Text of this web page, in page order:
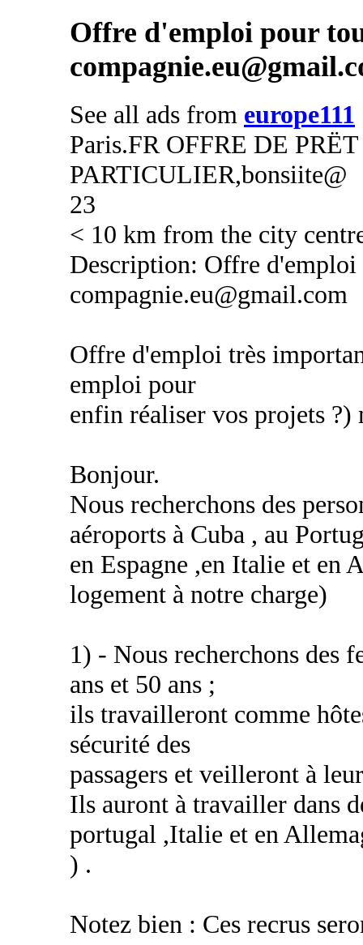
Offre d'emploi pour
See all ads from europe111
Paris.FR OFFRE DE
PARTICULIER,bonsiite@
23
< 10 km from the city
Description: Offre
compagnie.eu@gmail.com
Offre d'emploi très
emploi pour
enfin réaliser vos projets
Bonjour.
Nous recherchons des
aéroports à Cuba , au
en Espagne ,en Italie et en
logement à notre charge)
1) - Nous recherchons des
ans et 50 ans ;
ils travailleront comme
sécurité des
passagers et veilleront à
Ils auront à travailler dans
portugal ,Italie et en
) .
Notez bien : Ces recrus